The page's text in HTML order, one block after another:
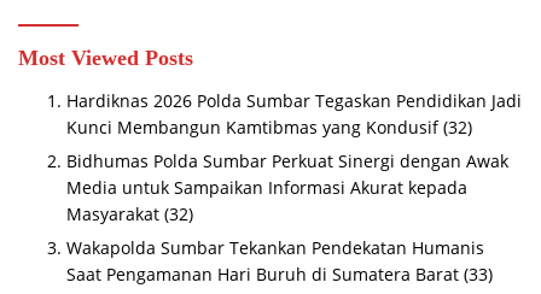
Most Viewed Posts
Hardiknas 2026 Polda Sumbar Tegaskan Pendidikan Jadi
Kunci Membangun Kamtibmas yang Kondusif (32)
Bidhumas Polda Sumbar Perkuat Sinergi dengan Awak
Media untuk Sampaikan Informasi Akurat kepada
Masyarakat (32)
Wakapolda Sumbar Tekankan Pendekatan Humanis
Saat Pengamanan Hari Buruh di Sumatera Barat (33)